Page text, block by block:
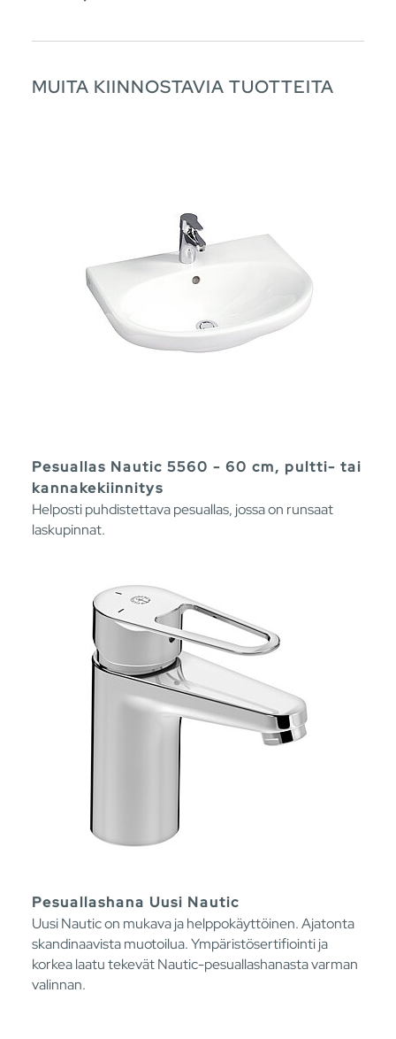
MUITA KIINNOSTAVIA TUOTTEITA
Pesuallas Nautic 5560 - 60 cm, pultti- tai
kannakekiinnitys
Helposti puhdistettava pesuallas, jossa on runsaat
laskupinnat.
Pesuallashana Uusi Nautic
Uusi Nautic on mukava ja helppokäyttöinen. Ajatonta
skandinaavista muotoilua. Ympäristösertifiointi ja
korkea laatu tekevät Nautic-pesuallashanasta varman
valinnan.